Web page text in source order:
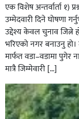
भिक्षा मागेर कारमा
फर्कने सर्तमा रिहा,
एक विशेष अन्तर्वार्ता १)
उम्मेदवारी दिने घोषणा
उद्देश्य केवल चुनाव जित्ने
भरिएको नगर बनाउनु
मार्फत वडा–वडामा
मात्रै जिम्मेवारी […]